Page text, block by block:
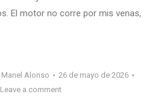
El motor no corre por mis venas,
Manel Alonso
26 de mayo de 2026
Leave a comment